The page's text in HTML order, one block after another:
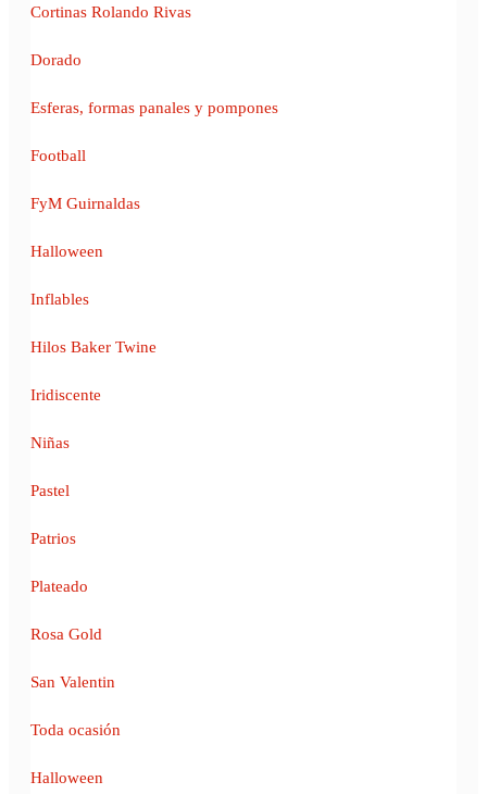
Cortinas Rolando Rivas
Dorado
Esferas, formas panales y pompones
Football
FyM Guirnaldas
Halloween
Inflables
Hilos Baker Twine
Iridiscente
Niñas
Pastel
Patrios
Plateado
Rosa Gold
San Valentin
Toda ocasión
Halloween